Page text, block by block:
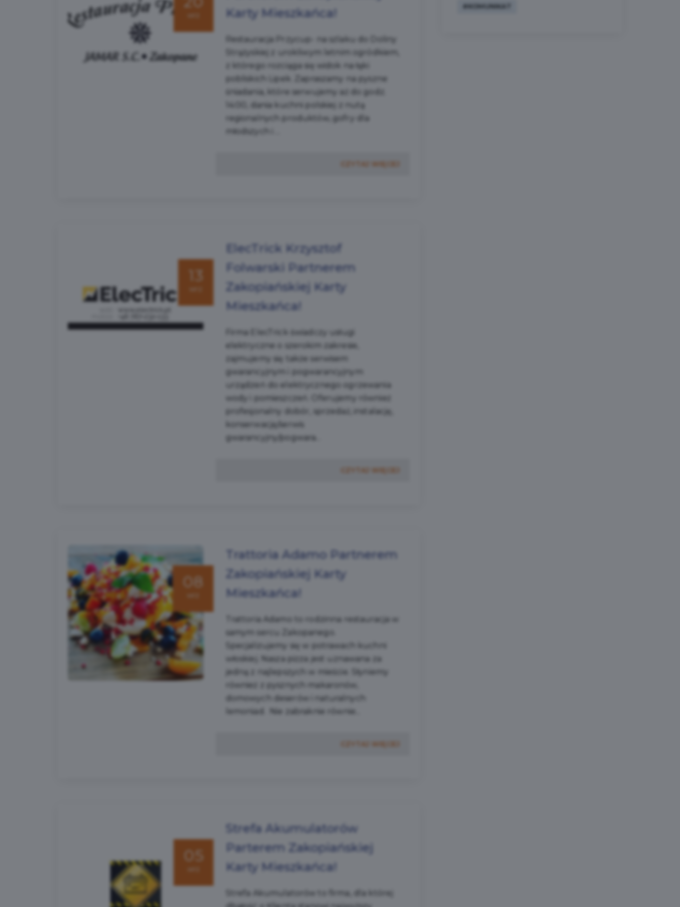
Karty Mieszkańca!
Restauracja Przycup- na szlaku do Doliny
Strążyskiej z urokliwym letnim ogródkiem,
z którego rozciąga się widok na łąki
pobliskich Lipek. Zapraszamy na pyszne
śniadania, które serwujemy aż do godz.
14:00, dania kuchni polskiej z nutą
regionalnych produktów, gofry dla
młodszych i ...
CZYTAJ WIĘCEJ
ElecTrick Krzysztof
Folwarski Partnerem
Zakopiańskiej Karty
Mieszkańca!
Firma ElecTrick świadczy usługi
elektryczne o szerokim zakresie,
zajmujemy się także serwisem
gwarancyjnym i pogwarancyjnym
urządzeń do elektrycznego ogrzewania
wody i pomieszczeń. Oferujemy również
profesjonalny dobór, sprzedaż, instalację,
konserwację/serwis
gwarancyjny/pogwara...
CZYTAJ WIĘCEJ
08
Trattoria Adamo Partnerem
Zakopiańskiej Karty
Mieszkańca!
Trattoria Adamo to rodzinna restauracja w
samym sercu Zakopanego.
Specjalizujemy się w potrawach kuchni
włoskiej. Nasza pizza jest uznawana za
jedną z najlepszych w mieście. Słyniemy
również z pysznych makaronów,
domowych deserów i naturalnych
lemoniad. Nie zabraknie równie...
CZYTAJ WIĘCEJ
Strefa Akumulatorów
Parterem Zakopiańskiej
Karty Mieszkańca!
Strefa Akumulatorów to firma, dla której
#KOMUNIKAT